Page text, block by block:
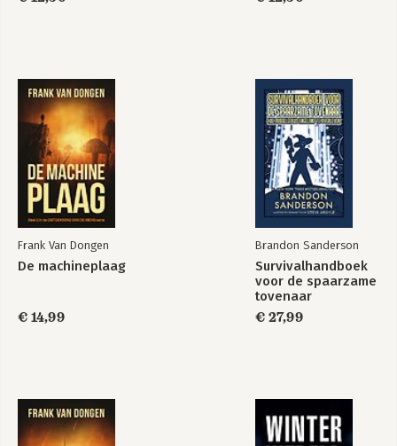
Frank Van Dongen
De machineplaag
€ 14,99
Brandon Sanderson
Survivalhandboek
voor de spaarzame
tovenaar
€ 27,99